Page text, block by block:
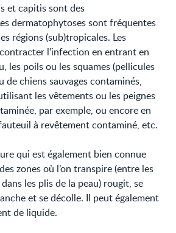
et capitis sont des
dermatophytoses sont fréquentes
régions (sub)tropicales. Les
l’infection en entrant en
les poils ou les squames (pellicules
de chiens sauvages contaminés,
les vêtements ou les peignes
par exemple, ou encore en
à revêtement contaminé, etc.
qui est également bien connue
zones où l’on transpire (entre les
les plis de la peau) rougit, se
et se décolle. Il peut également
de liquide.